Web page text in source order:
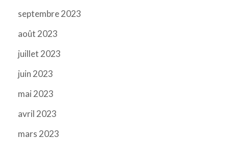
septembre 2023
août 2023
juillet 2023
juin 2023
mai 2023
avril 2023
mars 2023